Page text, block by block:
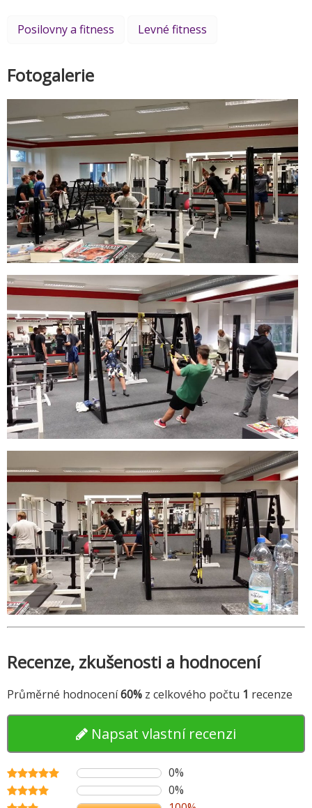
Posilovny a fitness Levné fitness
Fotogalerie
Recenze, zkušenosti a hodnocení
Průměrné hodnocení60% z celkového počtu 1 recenze
Napsat vlastní recenzi
0%
0%